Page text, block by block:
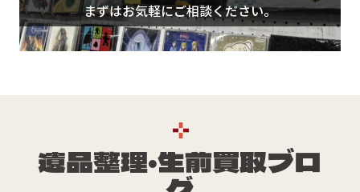
まずはお気軽にご相談ください。
遺品整理・生前買取ブロ